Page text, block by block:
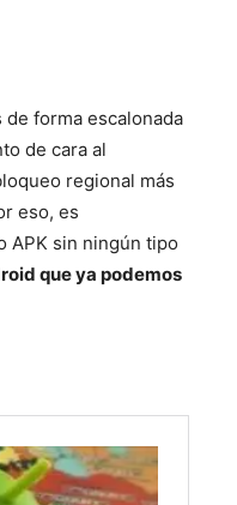
forma escalonada
de cara al
regional más
eso, es
APK sin ningún tipo
que ya podemos